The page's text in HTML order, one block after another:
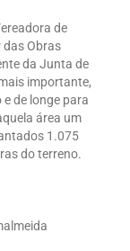
de
das Obras
da Junta de
importante,
de longe para
área um
1.075
do terreno.